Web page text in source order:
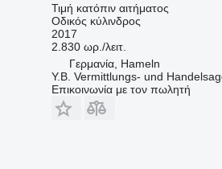
Τιμή κατόπιν αιτήματος
Οδικός κύλινδρος
2017
2.830 ωρ./λειτ.
Γερμανία, Hameln
Y.B. Vermittlungs- und
Επικοινωνία με τον πωλητή